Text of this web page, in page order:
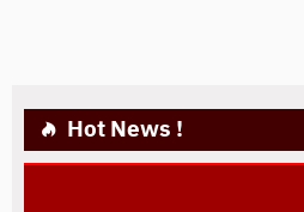
Hot News !